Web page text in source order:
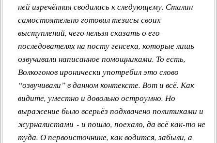
ней изречённая сводилась к следующему. Сталин
самостоятельно готовил тезисы своих
выступлений, чего нельзя сказать о его
последователях на посту генсека, которые лишь
озвучивали написанное помощниками. То есть,
Волкогонов иронически употребил это слово
“озвучивали” в данном контексте. Вот и всё. Как
видите, уместно и довольно остроумно. Но
выражение было всерьёз подхвачено политиками и
журналистами - и пошло, поехало, да всё как-то не
туда. О первоисточнике, как водится, забыли, а